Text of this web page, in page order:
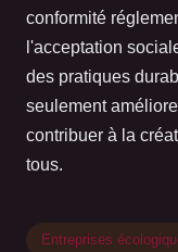
conformité
l'acceptation
des pratiques
seulement
contribuer à la
tous.
Entreprises